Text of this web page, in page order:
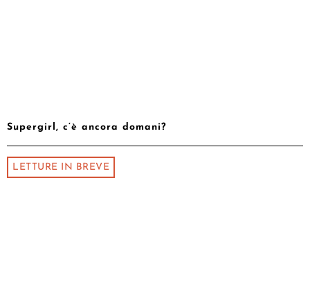
Supergirl, c’è ancora domani?
LETTURE IN BREVE